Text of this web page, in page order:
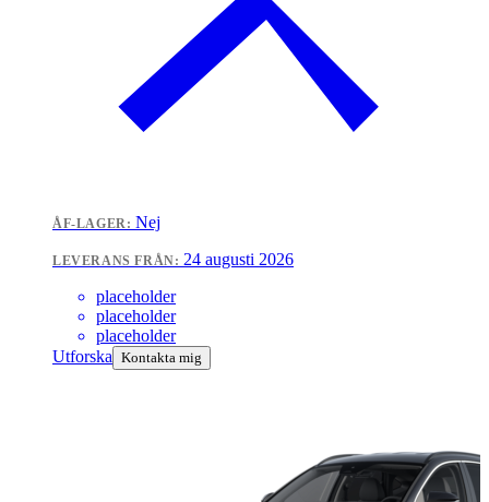
ÅF-LAGER: Nej
LEVERANS FRÅN: 24 augusti 2026
placeholder
placeholder
placeholder
Utforska Kontakta mig